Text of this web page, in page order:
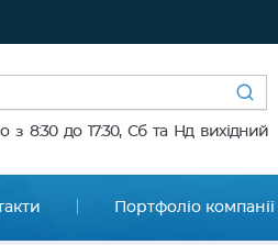
з 8:30 до 17:30, Сб та Нд вихідний
Портфоліо компанії